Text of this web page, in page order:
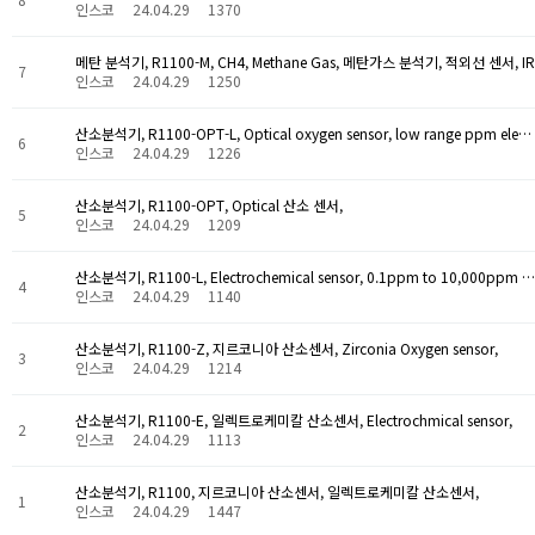
인스코 24.04.29 1370
7
메탄 분석기, R1100-M, CH4, Methane Gas, 메탄가스 분석기, 적외선 센서,
인스코
24.04.29 1250
6
산소분석기, R1100-OPT-L, Optical oxygen sensor, low range ppm ele…
인스코
24.04.29 1226
5
산소분석기, R1100-OPT, Optical 산소 센서,
인스코
24.04.29 1209
4
산소분석기, R1100-L, Electrochemical sensor, 0.1ppm to 10,000ppm …
인스코
24.04.29 1140
3
산소분석기, R1100-Z, 지르코니아 산소센서, Zirconia Oxygen sensor,
인스코
24.04.29 1214
2
산소분석기, R1100-E, 일렉트로케미칼 산소센서, Electrochmical sensor,
인스코
24.04.29 1113
1
산소분석기, R1100, 지르코니아 산소센서, 일렉트로케미칼 산소센서,
인스코
24.04.29 1447